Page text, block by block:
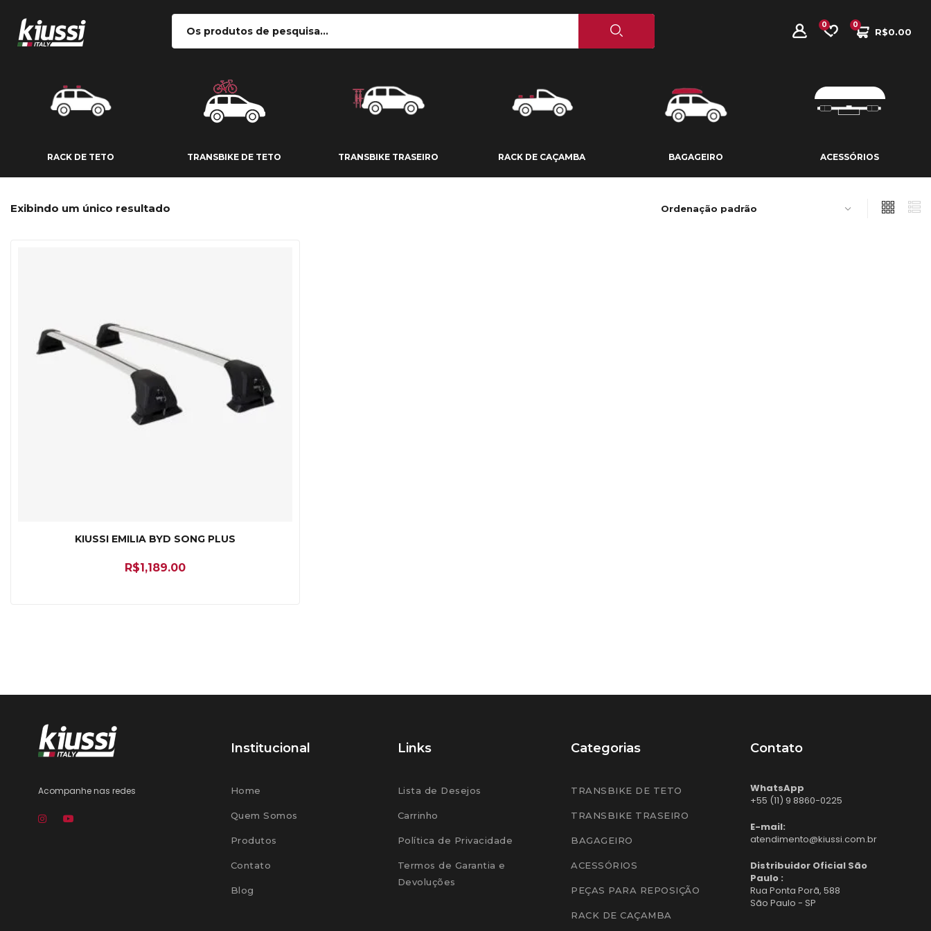
0
R$0.00
0
RACK DE TETO TRANSBIKE DE TETO TRANSBIKE TRASEIRO RACK DE CAÇAMBA BAGAGEIRO ACESSÓRIOS
TRANSBIKE DE TETO
Exibindo um único resultado
KIUSSI EMILIA BYD SONG PLUS
R$1,189.00
Acompanhe nas redes
Institucional
Home
Quem Somos
Produtos
Contato
Blog
Links
Lista de Desejos
Carrinho
Política de Privacidade
Termos de Garantia e
Devoluções
Categorias
TRANSBIKE DE TETO
TRANSBIKE TRASEIRO
BAGAGEIRO
ACESSÓRIOS
PEÇAS PARA REPOSIÇÃO
RACK DE CAÇAMBA
Contato
WhatsApp
+55 (11) 9 8860-0225
E-mail:
atendimento@kiussi.com.br
Distribuidor Oficial São
Paulo :
Rua Ponta Porã, 588
São Paulo - SP